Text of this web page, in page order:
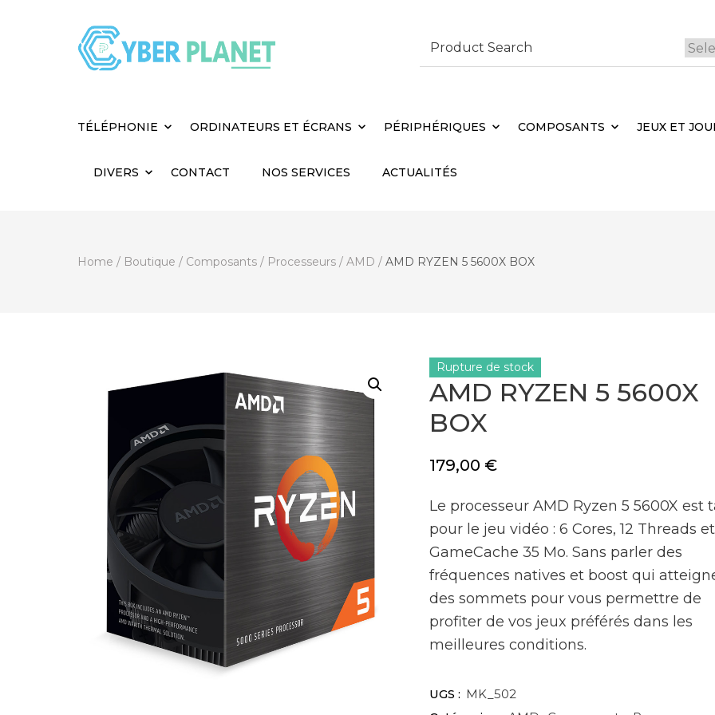
Search
for:
TÉLÉPHONIE ORDINATEURS ET ÉCRANS PÉRIPHÉRIQUES COMPOSANTS JEUX ET
DIVERS CONTACT NOS SERVICES ACTUALITÉS
Home / Boutique / Composants / Processeurs / AMD / AMD RYZEN 5 5600X BOX
AMD RYZEN 5 5600X
BOX
179,00 €
Le processeur AMD Ryzen 5 5600X est
pour le jeu vidéo : 6 Cores, 12 Threads et
GameCache 35 Mo. Sans parler des
fréquences natives et boost qui
des sommets pour vous permettre de
profiter de vos jeux préférés dans les
meilleures conditions.
Rupture de stock
UGS : MK_502